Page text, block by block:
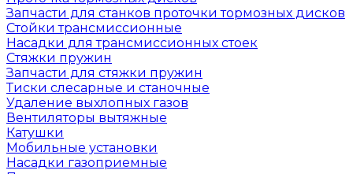
Запчасти для станков проточки тормозных дисков
Стойки трансмиссионные
Насадки для трансмиссионных стоек
Стяжки пружин
Запчасти для стяжки пружин
Тиски слесарные и станочные
Удаление выхлопных газов
Вентиляторы вытяжные
Катушки
Мобильные установки
Насадки газоприемные